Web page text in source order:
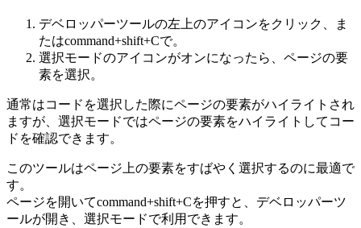
デベロッパーツールの左上のアイコンをクリック、ま
たはcommand+shift+Cで。
選択モードのアイコンがオンになったら、ページの要
素を選択。
通常はコードを選択した際にページの要素がハイライトされ
ますが、選択モードではページの要素をハイライトしてコー
ドを確認できます。
このツールはページ上の要素をすばやく選択するのに最適で
す。
ページを開いてcommand+shift+Cを押すと、デベロッパーツ
ールが開き、選択モードで利用できます。